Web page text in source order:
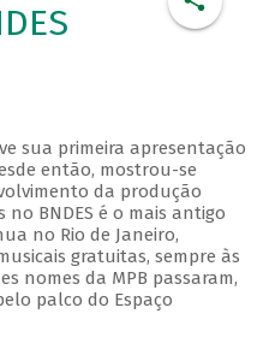
sua primeira apresentação
então, mostrou-se
da produção
BNDES é o mais antigo
no Rio de Janeiro,
gratuitas, sempre às
nomes da MPB passaram,
palco do Espaço